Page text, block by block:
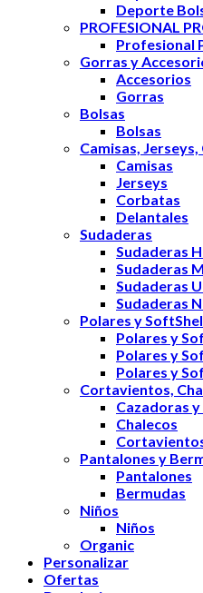
Deporte
PROFESIONAL
Profesional
Gorras y
Accesorios
Gorras
Bolsas
Bolsas
Camisas,
Camisas
Jerseys
Corbatas
Delantales
Sudaderas
Sudaderas
Sudaderas
Sudaderas
Sudaderas
Polares y
Polares y
Polares y
Polares y
Cortavientos,
Cazadoras
Chalecos
Pantalones y
Pantalones
Bermudas
Niños
Niños
Organic
Personalizar
Ofertas